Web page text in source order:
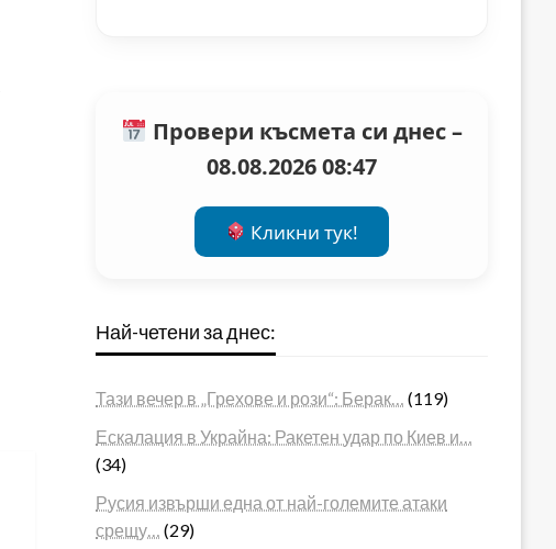
Провери късмета си днес –
08.08.2026 08:47
Кликни тук!
Най-четени за днес:
Тази вечер в „Грехове и рози“: Берак…
(119)
Ескалация в Украйна: Ракетен удар по Киев и…
(34)
Русия извърши една от най-големите атаки
срещу…
(29)